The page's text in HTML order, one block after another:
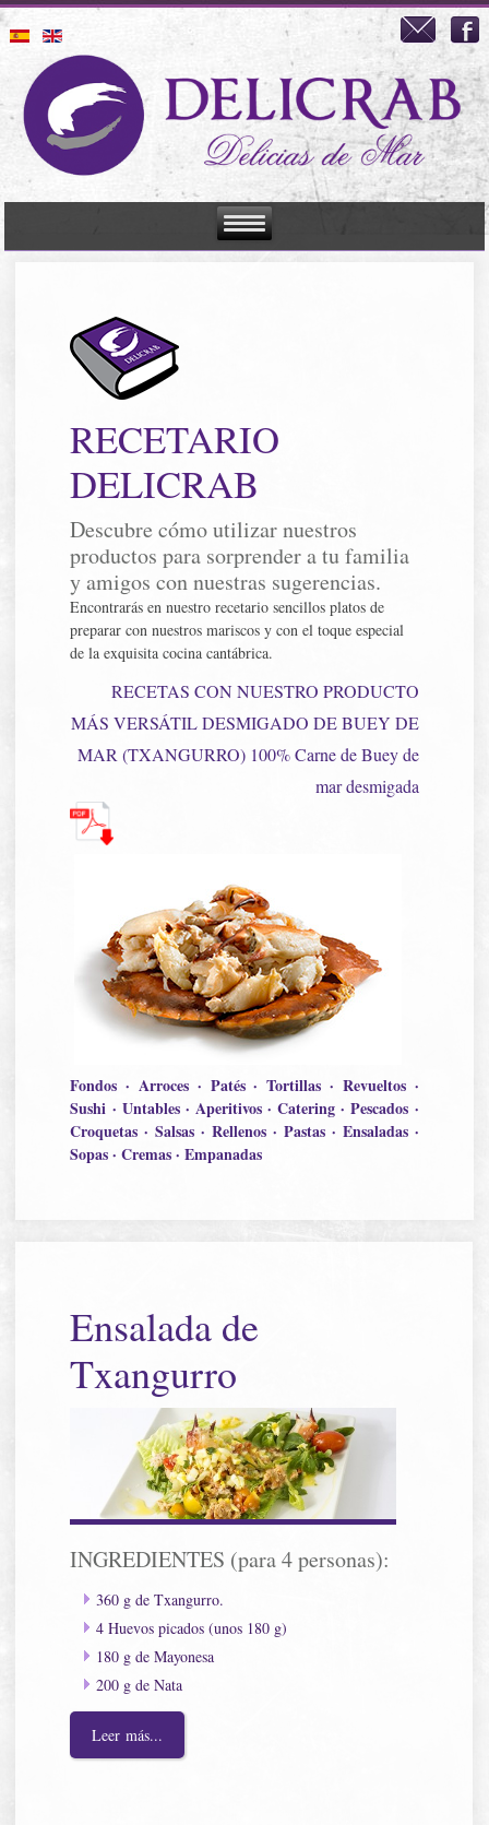
RECETARIO
DELICRAB
Descubre cómo utilizar nuestros
productos para sorprender a tu familia
y amigos con nuestras sugerencias.
Encontrarás en nuestro recetario sencillos platos de
preparar con nuestros mariscos y con el toque especial
de la exquisita cocina cantábrica.
RECETAS CON NUESTRO PRODUCTO
MÁS VERSÁTIL DESMIGADO DE BUEY DE
MAR (TXANGURRO) 100% Carne de Buey de
mar desmigada
Fondos · Arroces · Patés · Tortillas · Revueltos ·
Sushi · Untables · Aperitivos · Catering · Pescados ·
Croquetas · Salsas · Rellenos · Pastas · Ensaladas ·
Sopas · Cremas · Empanadas
Ensalada de
Txangurro
INGREDIENTES (para 4 personas):
360 g de Txangurro.
4 Huevos picados (unos 180 g)
180 g de Mayonesa
200 g de Nata
Leer más...